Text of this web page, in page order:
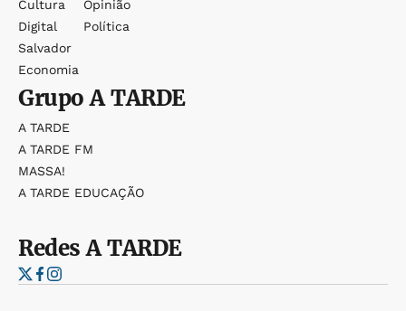
Cultura
Digital
Salvador
Economia
Opinião
Política
GrupoA TARDE
A TARDE
A TARDE FM
MASSA!
A TARDE EDUCAÇÃO
RedesA TARDE